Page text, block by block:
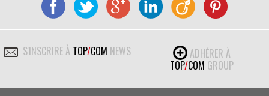
S'INSCRIRE À TOP/COM NEWS
ADHÉRER À
TOP/COM GROUP